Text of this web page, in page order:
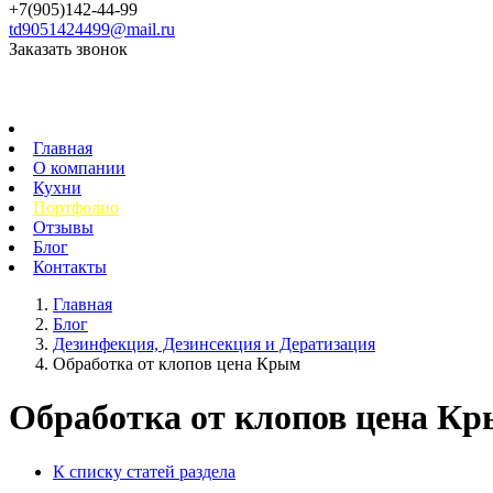
+7(905)142-44-99
td9051424499@mail.ru
Заказать звонок
Главная
О компании
Кухни
Портфолио
Отзывы
Блог
Контакты
Главная
Блог
Дезинфекция, Дезинсекция и Дератизация
Обработка от клопов цена Крым
Обработка от клопов цена
К списку статей раздела